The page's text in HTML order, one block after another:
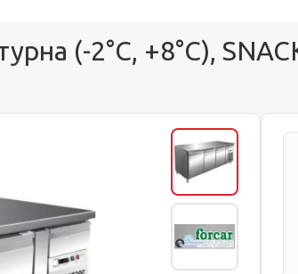
(-2°С, +8°С),